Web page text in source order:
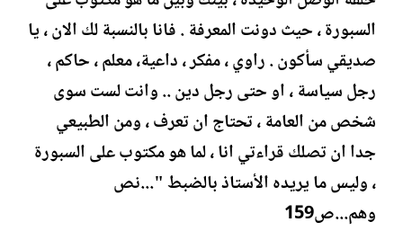
السبورة ، حيث دونت المعرفة . فانا بالنسبة لك الان ، يا
صديقي سأكون . راوي ، مفكر ، داعية، معلم ، حاكم ،
رجل سياسة ، او حتى رجل دين .. وانت لست سوى
شخص من العامة ، تحتاج ان تعرف ، ومن الطبيعي
جدا ان تصلك قراءتي انا ، لما هو مكتوب على السبورة
، وليس ما يريده الأستاذ بالضبط "...نص
وهم...ص159